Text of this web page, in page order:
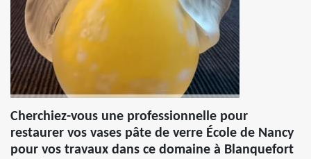
Cherchiez-vous une professionnelle pour
restaurer vos vases pâte de verre École de Nancy
pour vos travaux dans ce domaine à Blanquefort